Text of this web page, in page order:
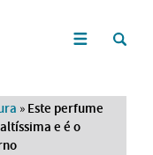
» Este perfume
e é o